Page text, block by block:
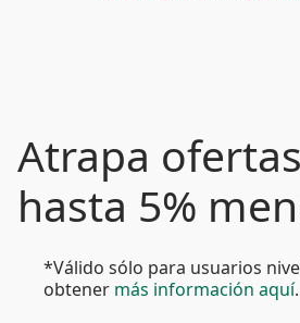
Atrapa
hasta 5%
*Válido sólo para usuarios
obtener más información aquí.